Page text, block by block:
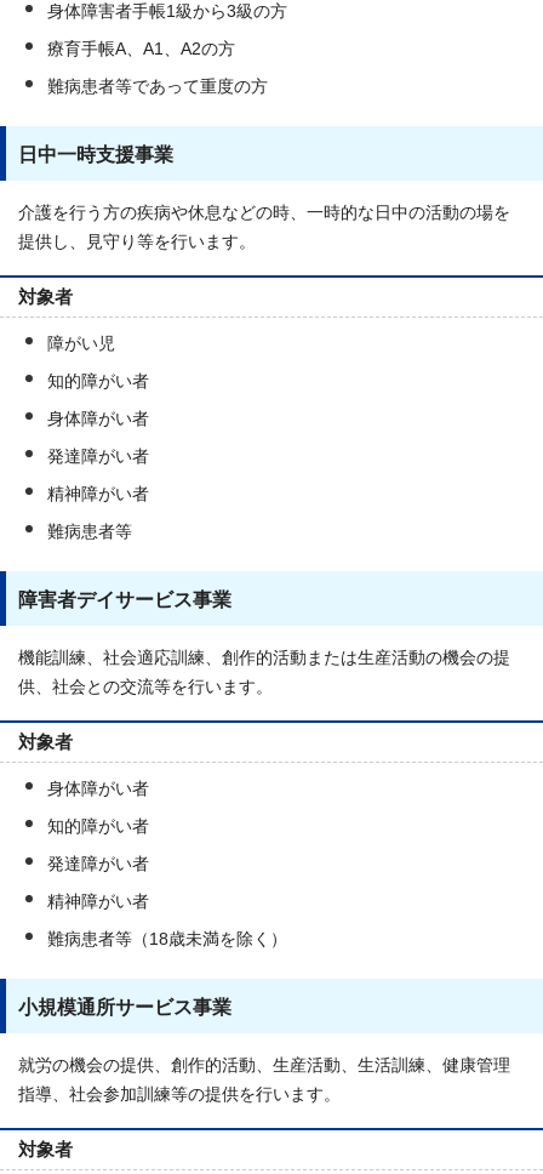
身体障害者手帳1級から3級の方
療育手帳A、A1、A2の方
難病患者等であって重度の方
日中一時支援事業
介護を行う方の疾病や休息などの時、一時的な日中の活動の場を
提供し、見守り等を行います。
対象者
障がい児
知的障がい者
身体障がい者
発達障がい者
精神障がい者
難病患者等
障害者デイサービス事業
機能訓練、社会適応訓練、創作的活動または生産活動の機会の提
供、社会との交流等を行います。
対象者
身体障がい者
知的障がい者
発達障がい者
精神障がい者
難病患者等（18歳未満を除く）
小規模通所サービス事業
就労の機会の提供、創作的活動、生産活動、生活訓練、健康管理
指導、社会参加訓練等の提供を行います。
対象者